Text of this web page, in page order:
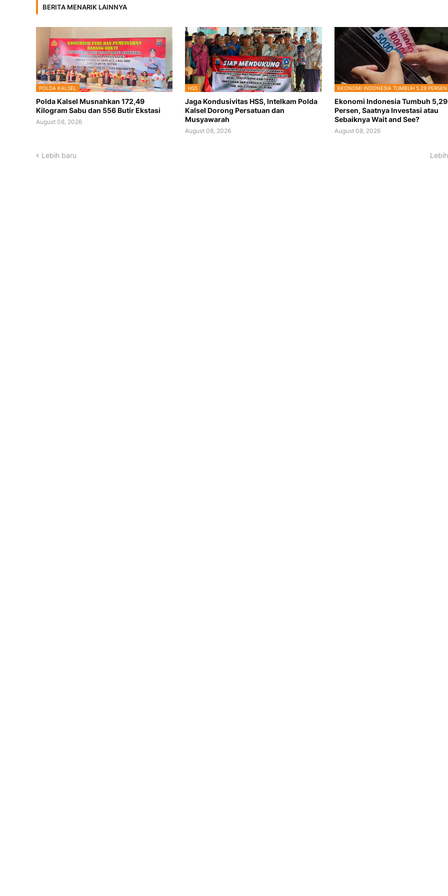
BERITA MENARIK LAINNYA
POLDA KALSEL
Polda Kalsel Musnahkan 172,49
Kilogram Sabu dan 556 Butir Ekstasi
August 08, 2026
HSS
Jaga Kondusivitas HSS, Intelkam Polda
Kalsel Dorong Persatuan dan
Musyawarah
August 08, 2026
EKONOMI INDONESIA TUMBUH 5.29 PERSEN
Ekonomi Indonesia Tumbuh 5,29
Persen, Saatnya Investasi atau
Sebaiknya Wait and See?
August 08, 2026
Lebih baru